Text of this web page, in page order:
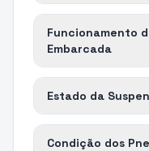
Funcionamento
Embarcada
Estado da
Condição dos